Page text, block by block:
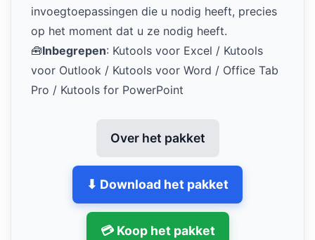
invoegtoepassingen die u nodig heeft, precies
op het moment dat u ze nodig heeft.
🧰Inbegrepen: Kutools voor Excel / Kutools
voor Outlook / Kutools voor Word / Office Tab
Pro / Kutools for PowerPoint
Over het pakket
⬇ Download het pakket
💳 Koop het pakket